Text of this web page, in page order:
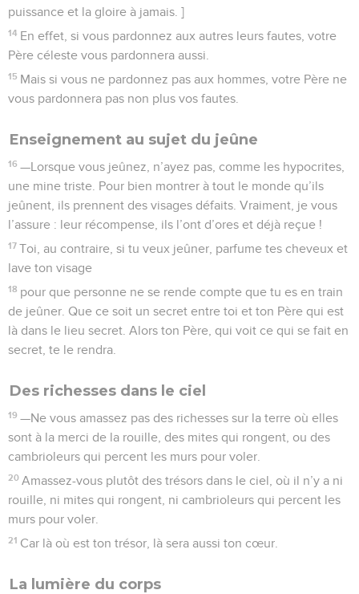
puissance et la gloire à jamais. ]
14 En effet, si vous pardonnez aux autres leurs fautes, votre
Père céleste vous pardonnera aussi.
15 Mais si vous ne pardonnez pas aux hommes, votre Père ne
vous pardonnera pas non plus vos fautes.
Enseignement au sujet du jeûne
16 —Lorsque vous jeûnez, n’ayez pas, comme les hypocrites,
une mine triste. Pour bien montrer à tout le monde qu’ils
jeûnent, ils prennent des visages défaits. Vraiment, je vous
l’assure : leur récompense, ils l’ont d’ores et déjà reçue !
17 Toi, au contraire, si tu veux jeûner, parfume tes cheveux et
lave ton visage
18 pour que personne ne se rende compte que tu es en train
de jeûner. Que ce soit un secret entre toi et ton Père qui est
là dans le lieu secret. Alors ton Père, qui voit ce qui se fait en
secret, te le rendra.
Des richesses dans le ciel
19 —Ne vous amassez pas des richesses sur la terre où elles
sont à la merci de la rouille, des mites qui rongent, ou des
cambrioleurs qui percent les murs pour voler.
20 Amassez-vous plutôt des trésors dans le ciel, où il n’y a ni
rouille, ni mites qui rongent, ni cambrioleurs qui percent les
murs pour voler.
21 Car là où est ton trésor, là sera aussi ton cœur.
La lumière du corps